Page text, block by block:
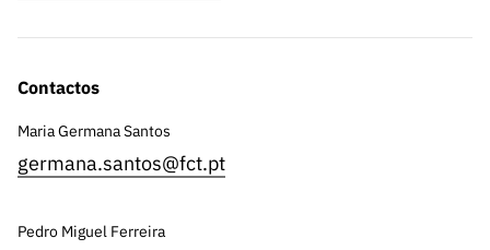
Contactos
Maria Germana Santos
germana.santos@fct.pt
Pedro Miguel Ferreira